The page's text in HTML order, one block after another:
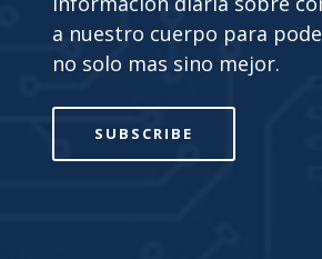
a nuestro cuerpo para
no solo mas sino mejor.
SUBSCRIBE